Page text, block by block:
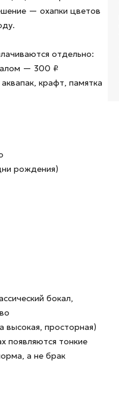
— охапки цветов
отдельно:
— 300 ₽
крафт, памятка
рождения)
бокал,
высокая, просторная)
появляются тонкие
а не брак